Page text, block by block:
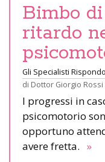
Bimbo
ritardo
Gli Specialisti
di Dottor Giorgio Rossi
I progressi in
psicomotorio
opportuno
avere fretta. »